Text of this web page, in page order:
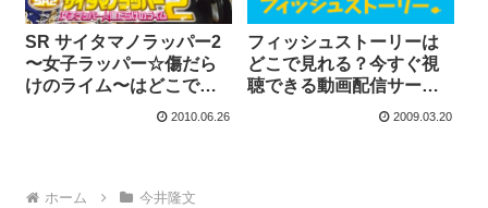
SR サイタマノラッパー2
〜女子ラッパー☆傷だら
けのライム〜はどこで見
れる？今すぐ視聴できる
2010.06.26
フィッシュストーリーは
どこで見れる？今すぐ視
聴できる動画配信サービ
2009.03.20
ホーム 今井隆文